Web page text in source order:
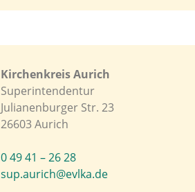
Kirchenkreis Aurich
Superintendentur
Julianenburger Str. 23
26603 Aurich
0 49 41 – 26 28
sup.aurich@evlka.de